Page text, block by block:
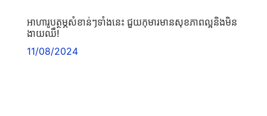
អាហារូបត្ថម្ភសំខាន់ៗទាំងនេះ ជួយកុមារមានសុខភាពល្អនិងមិន
ងាយឈឺ!
11/08/2024